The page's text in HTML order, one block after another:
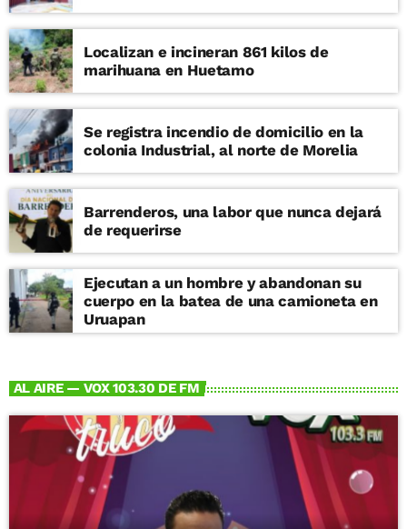
Localizan e incineran 861 kilos de
marihuana en Huetamo
Se registra incendio de domicilio en la
colonia Industrial, al norte de Morelia
Barrenderos, una labor que nunca dejará
de requerirse
Ejecutan a un hombre y abandonan su
cuerpo en la batea de una camioneta en
Uruapan
AL AIRE — VOX 103.30 DE FM